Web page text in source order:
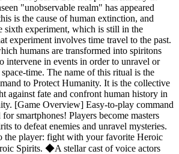
"unobservable realm" has appeared
is the cause of human extinction, and
sixth experiment, which is still in the
experiment involves time travel to the past.
humans are transformed into spiritons
intervene in events in order to unravel or
time. The name of this ritual is the
to Protect Humanity. It is the collective
against fate and confront human history in
[Game Overview] Easy-to-play command
smartphones! Players become masters
to defeat enemies and unravel mysteries.
the player: fight with your favorite Heroic
Spirits. ◆A stellar cast of voice actors